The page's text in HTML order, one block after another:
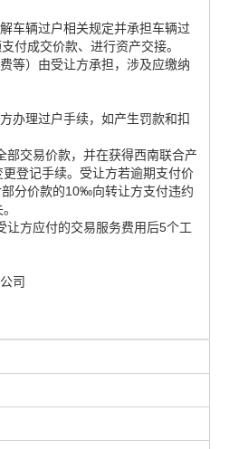
车辆过户相关规定并承担车辆过
付成交价款、进行资产交接。
等）由受让方承担，涉及应缴纳
办理过户手续，如产生罚款和扣
部交易价款，并在获得西南联合产
登记手续。受让方若逾期支付价
分价款的10‰向转让方支付违约
让方应付的交易服务费用后5个工
司